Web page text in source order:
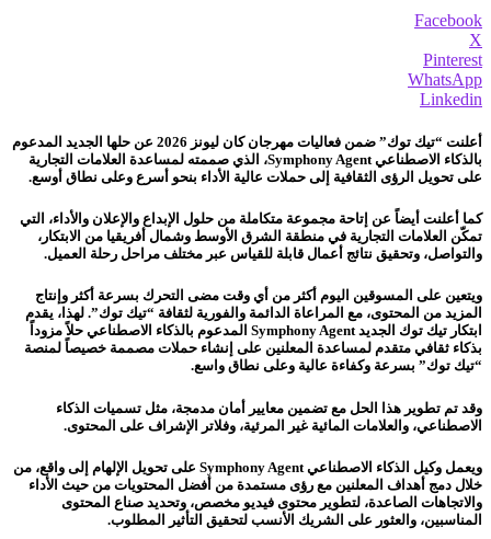
Facebook
X
Pinterest
WhatsApp
Linkedin
أعلنت “تيك توك” ضمن فعاليات مهرجان كان ليونز 2026 عن حلها الجديد المدعوم
بالذكاء الاصطناعي Symphony Agent، الذي صممته لمساعدة العلامات التجارية
على تحويل الرؤى الثقافية إلى حملات عالية الأداء بنحو أسرع وعلى نطاق أوسع.
كما أعلنت أيضاً عن إتاحة مجموعة متكاملة من حلول الإبداع والإعلان والأداء، التي
تمكّن العلامات التجارية في منطقة الشرق الأوسط وشمال أفريقيا من الابتكار،
والتواصل، وتحقيق نتائج أعمال قابلة للقياس عبر مختلف مراحل رحلة العميل.
ويتعين على المسوقين اليوم أكثر من أي وقت مضى التحرك بسرعة أكثر وإنتاج
المزيد من المحتوى، مع المراعاة الدائمة والفورية لثقافة “تيك توك”. لهذا، يقدم
ابتكار تيك توك الجديد Symphony Agent المدعوم بالذكاء الاصطناعي حلاً مزوداً
بذكاء ثقافي متقدم لمساعدة المعلنين على إنشاء حملات مصممة خصيصاً لمنصة
“تيك توك” بسرعة وكفاءة عالية وعلى نطاق واسع.
وقد تم تطوير هذا الحل مع تضمين معايير أمان مدمجة، مثل تسميات الذكاء
الاصطناعي، والعلامات المائية غير المرئية، وفلاتر الإشراف على المحتوى.
ويعمل وكيل الذكاء الاصطناعي Symphony Agent على تحويل الإلهام إلى واقع، من
خلال دمج أهداف المعلنين مع رؤى مستمدة من أفضل المحتويات من حيث الأداء
والاتجاهات الصاعدة، لتطوير محتوى فيديو مخصص، وتحديد صناع المحتوى
المناسبين، والعثور على الشريك الأنسب لتحقيق التأثير المطلوب.